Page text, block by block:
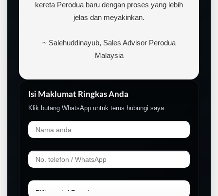
kereta Perodua baru dengan proses yang lebih
jelas dan meyakinkan.
~ Salehuddinayub, Sales Advisor Perodua
Malaysia
Isi Maklumat Ringkas Anda
Klik butang WhatsApp untuk terus hubungi saya.